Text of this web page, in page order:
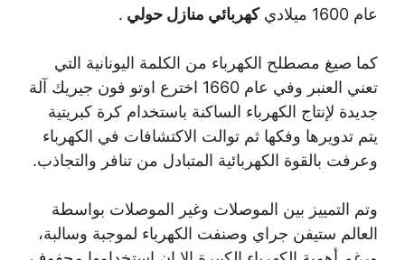
عام 1600 ميلادي
كهربائي منازل حولي .
كما صيغ مصطلح الكهرباء من الكلمة اليونانية التي
تعني العنبر وفي عام 1660 اخترع اوتو فون جيريك آلة
جديدة لإنتاج الكهرباء الساكنة باستخدام كرة كبريتية
يتم تدويرها وفكها ثم توالت الاكتشافات في الكهرباء
وعرفت بالقوة الكهربائية المتبادل من تنافر والتجاذب.
وتم التمييز بين الموصلات وغير الموصلات بواسطة
العالم ستيفن جراي وصنفت الكهرباء لموجبة وسالبة،